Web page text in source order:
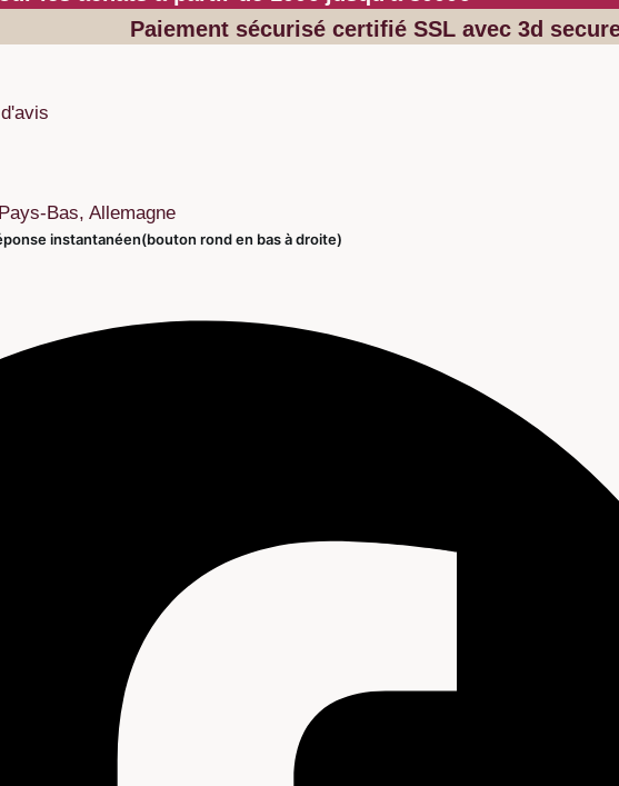
Paiement sécurisé certifié SSL avec 3d
Bas, Allemagne
instantanéen(bouton rond en bas à droite)